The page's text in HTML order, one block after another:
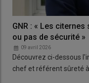
GNR : « Les
ou pas de sécurité »
09 avril 2026
Découvrez ci-dessous
chef et référent sûreté à